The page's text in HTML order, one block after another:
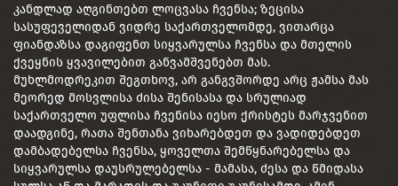
კანდლად აღგინთებთ ლოცვასა ჩვენსა; ზეცისა
სასუფეველიდან ვიდრე საქართველომდე, ვითარცა
ფიანდაზსა დაგიფენთ სიყვარულსა ჩვენსა და მთელის
ქვეყნის ყვავილებით განვამშვენებთ მას.
მუხლმოდრეკით შეგთხოვ, არ განგვშორდე არც ჟამსა მას
მეორედ მოსვლისა ძისა შენისასა და სრულიად
საქართველო უფლისა ჩვენისა იესო ქრისტეს მარჯვენით
დაადგინე, რათა შენთანა ვიხარებდეთ და ვადიდებდეთ
დამბადებელსა ჩვენსა, ყოველთა შემწყნარებელსა და
სიყვარულსა დაუსრულებელსა - მამასა, ძესა და წმიდასა